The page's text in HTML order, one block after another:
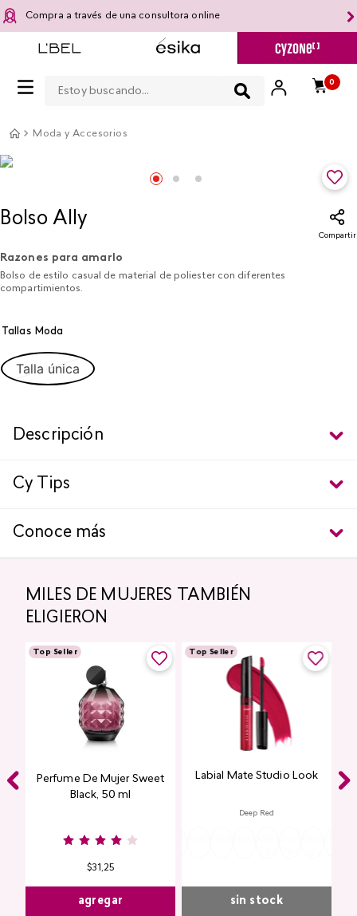
Compra a través de una consultora online
0
Moda y Accesorios
Bolso Ally
Compartir
Razones para amarlo
Bolso de estilo casual de material de poliester con diferentes
compartimientos.
Tallas Moda
Talla única
Descripción
Cy Tips
Conoce más
MILES DE MUJERES TAMBIÉN
ELIGIERON
Top Seller
Perfume De Mujer Sweet
Black, 50 ml
$31,25
agregar
Top Seller
Labial Mate Studio Look
Deep Red
Burgundy
RosePink
sin stock